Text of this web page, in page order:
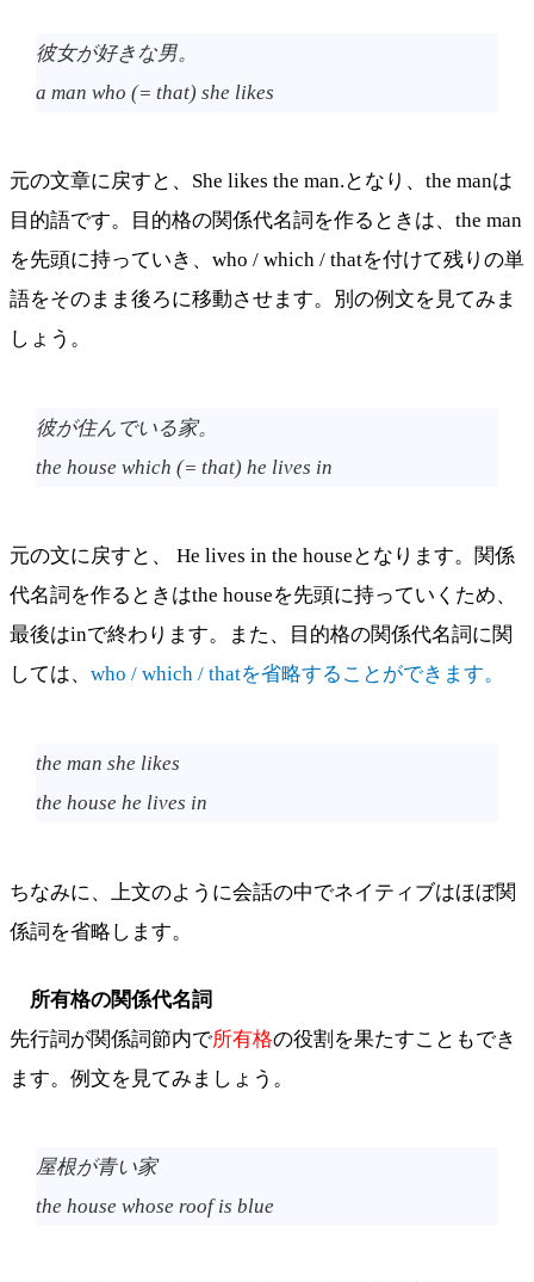
彼女が好きな男。
a man who (= that) she likes
元の文章に戻すと、She likes the man.となり、the manは
目的語です。目的格の関係代名詞を作るときは、the man
を先頭に持っていき、who / which / thatを付けて残りの単
語をそのまま後ろに移動させます。別の例文を見てみま
しょう。
彼が住んでいる家。
the house which (= that) he lives in
元の文に戻すと、 He lives in the houseとなります。関係
代名詞を作るときはthe houseを先頭に持っていくため、
最後はinで終わります。また、目的格の関係代名詞に関
しては、 who / which / thatを省略することができます。
the man she likes
the house he lives in
ちなみに、上文のように会話の中でネイティブはほぼ関
係詞を省略します。
所有格の関係代名詞
先行詞が関係詞節内で所有格の役割を果たすこともでき
ます。例文を見てみましょう。
屋根が青い家
the house whose roof is blue